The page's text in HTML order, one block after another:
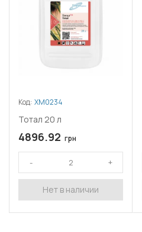
Код: ХМ0234
Тотал 20 л
4896.92 грн
Нет в наличии